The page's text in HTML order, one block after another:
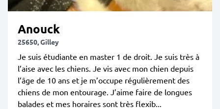
Anouck
25650, Gilley
Je suis étudiante en master 1 de droit. Je suis très à
l’aise avec les chiens. Je vis avec mon chien depuis
l’âge de 10 ans et je m’occupe régulièrement des
chiens de mon entourage. J’aime faire de longues
balades et mes horaires sont très flexib...